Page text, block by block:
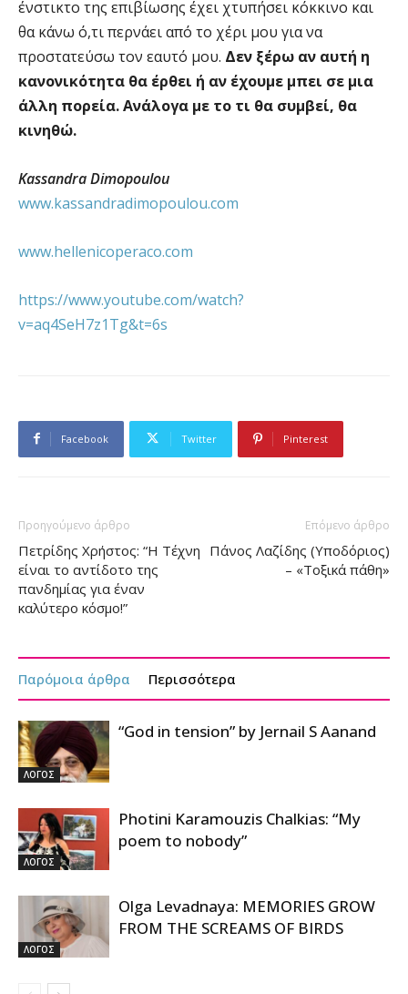
ένστικτο της επιβίωσης έχει χτυπήσει κόκκινο και
θα κάνω ό,τι περνάει από το χέρι μου για να
προστατεύσω τον εαυτό μου. Δεν ξέρω αν αυτή η
κανονικότητα θα έρθει ή αν έχουμε μπει σε μια
άλλη πορεία. Ανάλογα με το τι θα συμβεί, θα
κινηθώ.
Kassandra Dimopoulou
www.kassandradimopoulou.com
www.hellenicoperaco.com
https://www.youtube.com/watch?
v=aq4SeH7z1Tg&t=6s
Facebook Twitter Pinterest
Προηγούμενο άρθρο
Πετρίδης Χρήστος: “Η Τέχνη
είναι το αντίδοτο της
πανδημίας για έναν
καλύτερο κόσμο!”
Επόμενο άρθρο
Πάνος Λαζίδης (Υποδόριος)
– «Τοξικά πάθη»
Παρόμοια άρθρα Περισσότερα
ΛΟΓΟΣ
“God in tension” by Jernail S Aanand
ΛΟΓΟΣ
Photini Karamouzis Chalkias: “My
poem to nobody”
ΛΟΓΟΣ
Olga Levadnaya: MEMORIES GROW
FROM THE SCREAMS OF BIRDS